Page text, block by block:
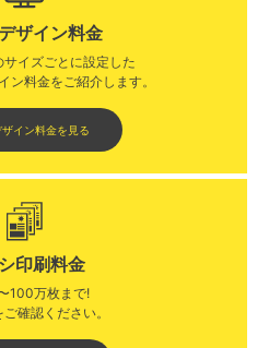
ザイン料金
イズごとに設定した
ン料金をご紹介します。​​
イン料金を見る
印刷料金
100万枚まで!
確認ください。​